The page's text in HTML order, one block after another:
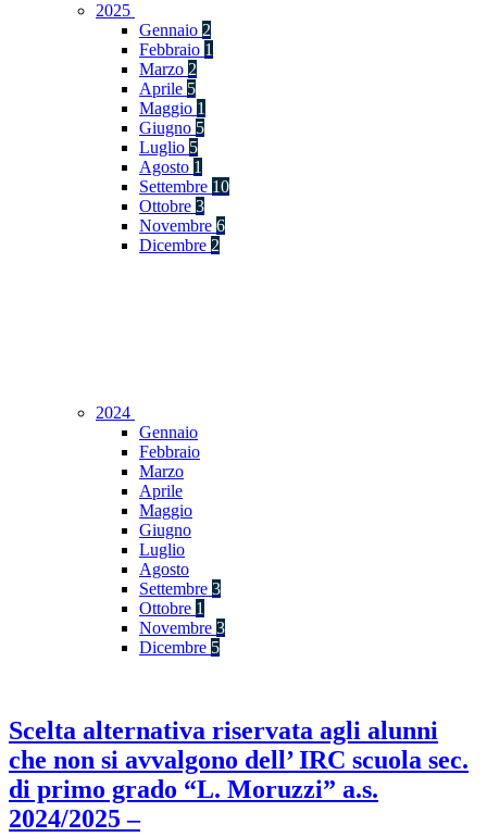
2025
Gennaio 2
Febbraio 1
Marzo 2
Aprile 5
Maggio 1
Giugno 5
Luglio 5
Agosto 1
Settembre 10
Ottobre 3
Novembre 6
Dicembre 2
2024
Gennaio
Febbraio
Marzo
Aprile
Maggio
Giugno
Luglio
Agosto
Settembre 3
Ottobre 1
Novembre 3
Dicembre 5
Scelta alternativa riservata agli alunni
che non si avvalgono dell’ IRC scuola sec.
di primo grado “L. Moruzzi” a.s.
2024/2025 –